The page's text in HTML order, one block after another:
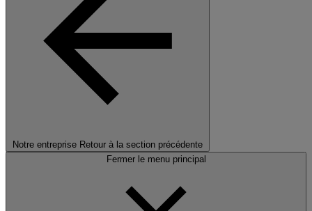
Notre entreprise Retour à la section précédente
Fermer le menu principal